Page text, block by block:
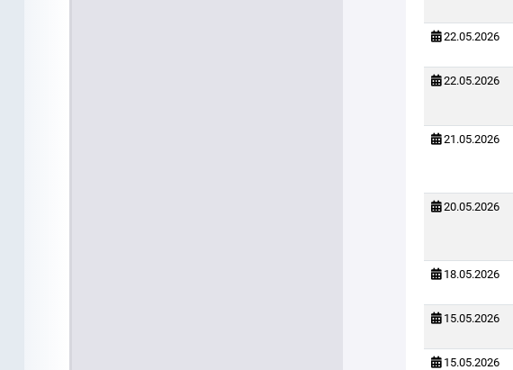
22.05.2026
22.05.2026
21.05.2026
20.05.2026
18.05.2026
15.05.2026
15.05.2026